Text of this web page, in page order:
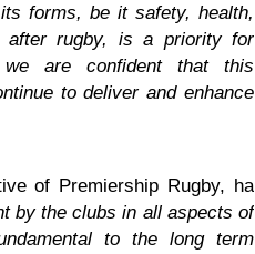
forms, be it safety, health,
after rugby, is a priority for
are confident that this
to deliver and enhance
of Premiership Rugby, ha
by the clubs in all aspects of
to the long term